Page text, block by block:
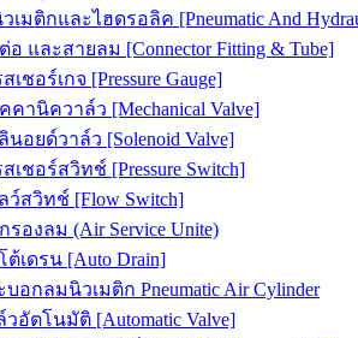
มติกและไฮดรอลิค [Pneumatic And
อ และสายลม [Connector Fitting & Tube]
สเชอร์เกจ [Pressure Gauge]
คานิควาล์ว [Mechanical Valve]
นอยด์วาล์ว [Solenoid Valve]
สเชอร์สวิทช์ [Pressure Switch]
ว์สวิทช์ [Flow Switch]
รองลม (Air Service Unite)
ต้เดรน [Auto Drain]
บอกลมนิวเมติก Pneumatic Air Cylinder
วอัตโนมัติ [Automatic Valve]